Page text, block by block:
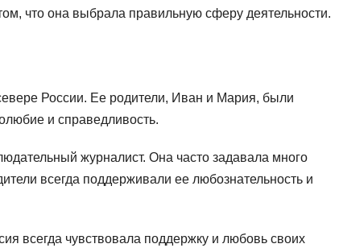
что она выбрала правильную сферу деятельности.
России. Ее родители, Иван и Мария, были
и справедливость.
журналист. Она часто задавала много
всегда поддерживали ее любознательность и
всегда чувствовала поддержку и любовь своих